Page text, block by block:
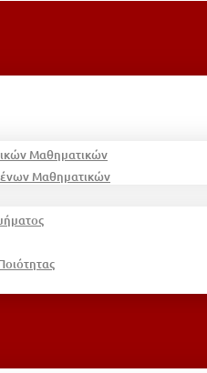
Μαθηματικών
Μαθηματικών